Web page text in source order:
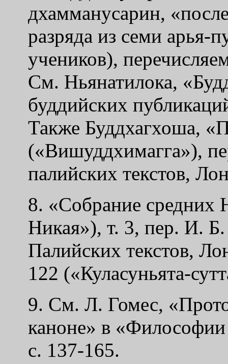
дхамманусарин,
разряда из семи арья-
учеников),
См. Ньянатилока,
буддийских
Также Буддхагхоша,
(«Вишуддхимагга»),
палийских текстов,
8. «Собрание
Никая»), т. 3, пер. И.
Палийских текстов,
122 («Куласуньята-
9. См. Л. Гомес,
каноне» в
с. 137-165.